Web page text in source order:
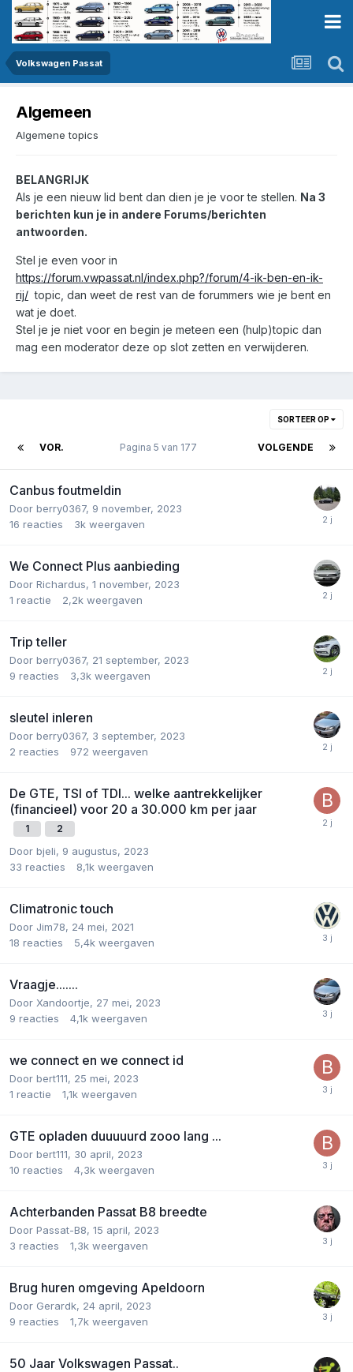
Volkswagen Passat
Algemeen
Algemene topics
BELANGRIJK
Als je een nieuw lid bent dan dien je je voor te stellen. Na 3
berichten kun je in andere Forums/berichten
antwoorden.
Stel je even voor in
https://forum.vwpassat.nl/index.php?/forum/4-ik-ben-en-ik-
rij/ topic, dan weet de rest van de forummers wie je bent en
wat je doet.
Stel je je niet voor en begin je meteen een (hulp)topic dan
mag een moderator deze op slot zetten en verwijderen.
SORTEER OP
VOR. VOLGENDE
Pagina 5 van 177
Canbus foutmeldin
Door berry0367, 9 november, 2023
16 reacties 3k weergaven
We Connect Plus aanbieding
Door Richardus, 1 november, 2023
1 reactie 2,2k weergaven
Trip teller
Door berry0367, 21 september, 2023
9 reacties 3,3k weergaven
sleutel inleren
Door berry0367, 3 september, 2023
2 reacties 972 weergaven
De GTE, TSI of TDI... welke aantrekkelijker
(financieel) voor 20 a 30.000 km per jaar
1 2
Door bjeli, 9 augustus, 2023
33 reacties 8,1k weergaven
Climatronic touch
Door Jim78, 24 mei, 2021
18 reacties 5,4k weergaven
Vraagje.......
Door Xandoortje, 27 mei, 2023
9 reacties 4,1k weergaven
we connect en we connect id
Door bert111, 25 mei, 2023
1 reactie 1,1k weergaven
GTE opladen duuuuurd zooo lang ...
Door bert111, 30 april, 2023
10 reacties 4,3k weergaven
Achterbanden Passat B8 breedte
Door Passat-B8, 15 april, 2023
3 reacties 1,3k weergaven
Brug huren omgeving Apeldoorn
Door Gerardk, 24 april, 2023
9 reacties 1,7k weergaven
50 Jaar Volkswagen Passat..